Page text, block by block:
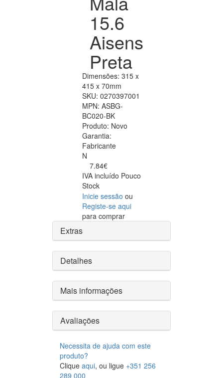
15.6
Aisens
Preta
Dimensões: 315 x
415 x 70mm
SKU: 0270397001
MPN: ASBG-
BC020-BK
Produto: Novo
Garantia:
Fabricante
N
7.84€
IVA incluído Pouco
Stock
Inicie sessão ou
Registe-se aqui
para comprar
Extras
Detalhes
Mais informações
Avaliações
Necessita de ajuda com este
produto?
Clique aqui, ou ligue +351 256
289 000